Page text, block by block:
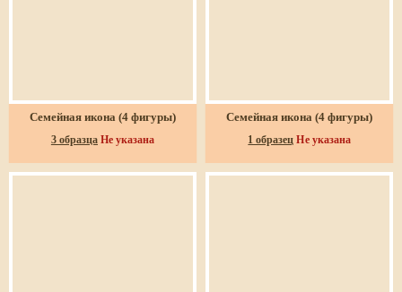
Семейная икона (4 фигуры)
3 образца Не указана
Семейная икона (4 фигуры)
1 образец Не указана